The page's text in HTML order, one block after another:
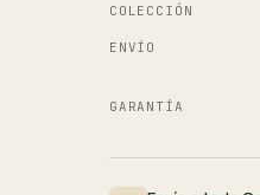
COLECCIÓN
ENVÍO
GARANTÍA